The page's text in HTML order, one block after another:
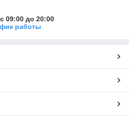
09:00 до 20:00
работы